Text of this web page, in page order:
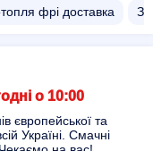
фрі доставка
о 10:00
європейської та
Україні. Смачні